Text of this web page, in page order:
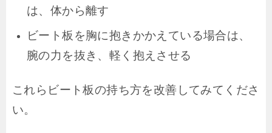
は、体から離す
ビート板を胸に抱きかかえている場合は、
腕の力を抜き、軽く抱えさせる
これらビート板の持ち方を改善してみてくださ
い。